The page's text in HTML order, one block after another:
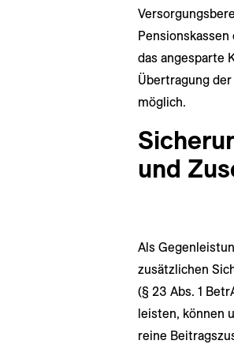
das angesparte
Übertragung
möglich.
und
Als
zusätzlichen
(§ 23 Abs. 1
leisten, können
reine